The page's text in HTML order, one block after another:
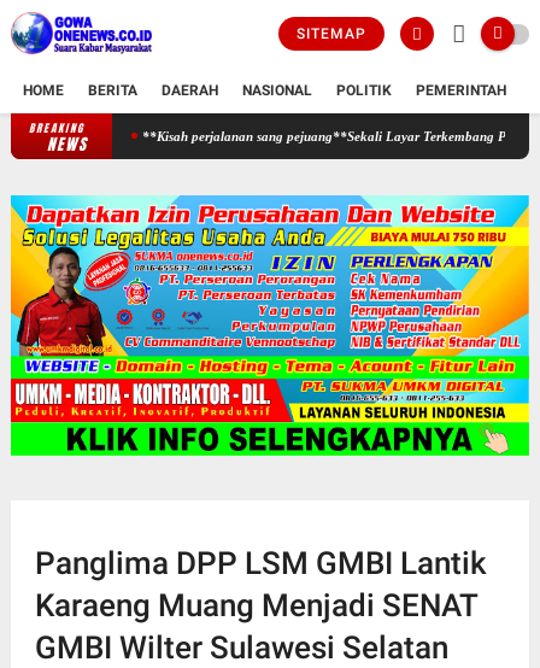
SITEMAP
HOME BERITA DAERAH NASIONAL POLITIK PEMERINTAH
BREAKING
NEWS
**Kisah perjalanan sang pejuang**Sekali Layar Terkembang Pantang Biduk
Panglima DPP LSM GMBI Lantik
Karaeng Muang Menjadi SENAT
GMBI Wilter Sulawesi Selatan